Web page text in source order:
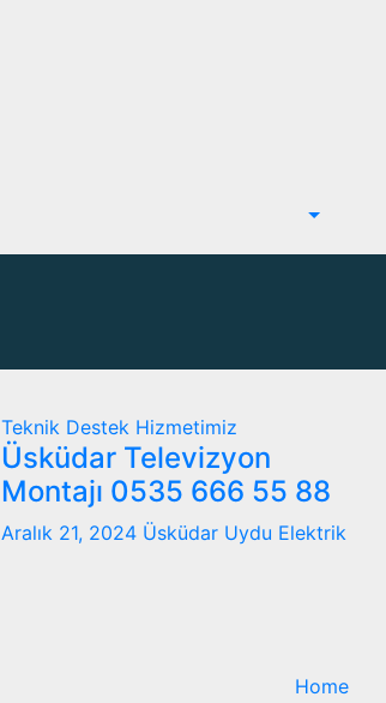
Teknik Destek Hizmetimiz
Üsküdar Televizyon
Montajı 0535 666 55 88
Aralık 21, 2024 Üsküdar Uydu Elektrik
Home